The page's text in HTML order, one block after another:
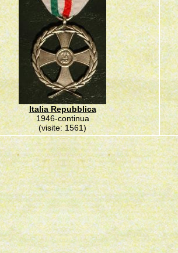
Italia Repubblica
1946-continua
(visite: 1561)